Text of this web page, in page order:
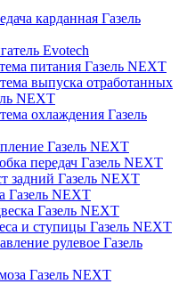
карданная Газель
Evotech
питания Газель NEXT
выпуска отработанных
NEXT
охлаждения Газель
Газель NEXT
передач Газель NEXT
задний Газель NEXT
Газель NEXT
Газель NEXT
и ступицы Газель NEXT
рулевое Газель
Газель NEXT